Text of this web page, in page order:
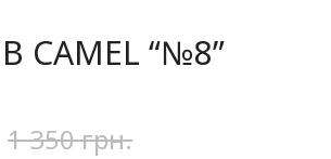
CAMEL “№8”
1 350грн.